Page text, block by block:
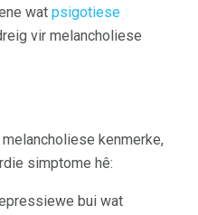
wat psigotiese
vir melancholiese
kenmerke,
simptome hê:
bui wat